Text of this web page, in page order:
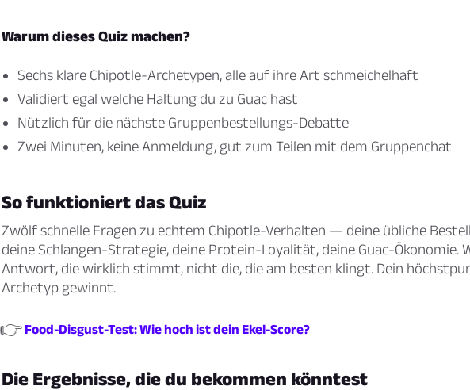
Warum dieses Quiz machen?
Sechs klare Chipotle-Archetypen, alle auf ihre Art schmeichelhaft
Validiert egal welche Haltung du zu Guac hast
Nützlich für die nächste Gruppenbestellungs-Debatte
Zwei Minuten, keine Anmeldung, gut zum Teilen mit dem Gruppenchat
So funktioniert das Quiz
Zwölf schnelle Fragen zu echtem Chipotle-Verhalten — deine übliche
deine Schlangen-Strategie, deine Protein-Loyalität, deine Guac-Ökonomie.
Antwort, die wirklich stimmt, nicht die, die am besten klingt. Dein
Archetyp gewinnt.
👉 Food-Disgust-Test: Wie hoch ist dein Ekel-Score?
Die Ergebnisse, die du bekommen könntest